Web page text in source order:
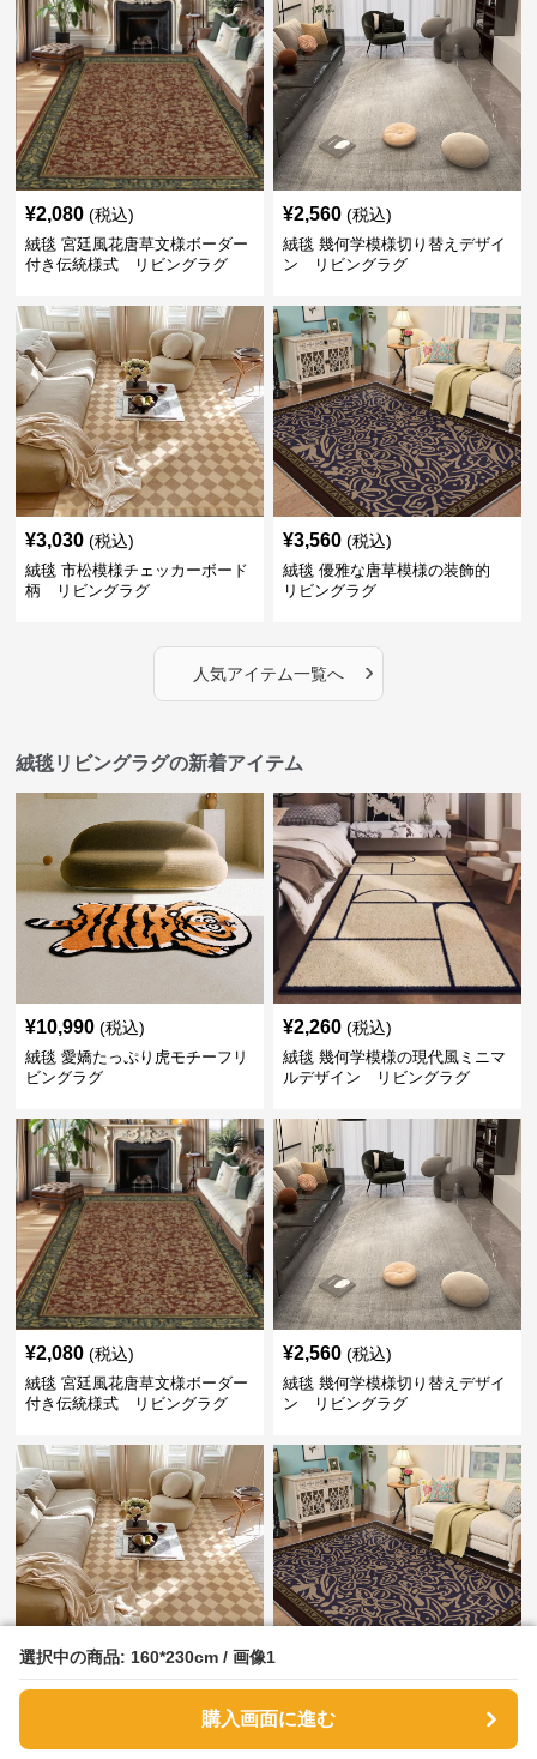
選択中の商品: 160*230cm / 画像1
購入画面に進む
選択中の商品: 160*230cm / 画像1
購入画面に進む
¥2,080 (税込)
絨毯 宮廷風花唐草文様ボーダー
付き伝統様式 リビングラグ
¥2,560 (税込)
絨毯 幾何学模様切り替えデザイ
ン リビングラグ
¥3,030 (税込)
絨毯 市松模様チェッカーボード
柄 リビングラグ
¥3,560 (税込)
絨毯 優雅な唐草模様の装飾的
リビングラグ
人気アイテム一覧へ ›
絨毯リビングラグの新着アイテム
¥10,990 (税込)
絨毯 愛嬌たっぷり虎モチーフリ
ビングラグ
¥2,260 (税込)
絨毯 幾何学模様の現代風ミニマ
ルデザイン リビングラグ
¥2,080 (税込)
絨毯 宮廷風花唐草文様ボーダー
付き伝統様式 リビングラグ
¥2,560 (税込)
絨毯 幾何学模様切り替えデザイ
ン リビングラグ
¥3,030 (税込)
絨毯 市松模様チェッカーボード
¥3,560 (税込)
絨毯 優雅な唐草模様の装飾的
リビングラグ